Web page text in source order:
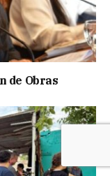
de Obras